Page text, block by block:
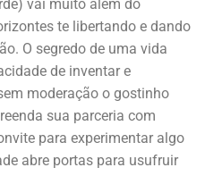
vai muito além do
te libertando e dando
O segredo de uma vida
de inventar e
moderação o gostinho
sua parceria com
para experimentar algo
abre portas para usufruir